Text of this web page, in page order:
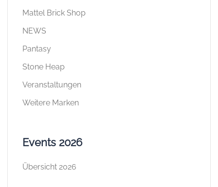
Mattel Brick Shop
NEWS
Pantasy
Stone Heap
Veranstaltungen
Weitere Marken
Events 2026
Übersicht 2026